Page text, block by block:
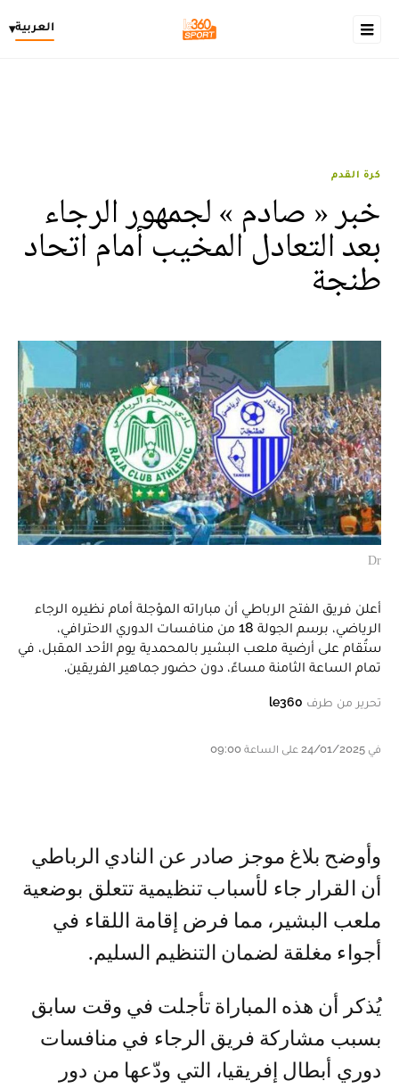
العربية▾
كرة القدم
خبر « صادم » لجمهور الرجاء
بعد التعادل المخيب أمام اتحاد
طنجة
Dr
أعلن فريق الفتح الرباطي أن مباراته المؤجلة أمام نظيره الرجاء
الرياضي، برسم الجولة 18 من منافسات الدوري الاحترافي،
ستُقام على أرضية ملعب البشير بالمحمدية يوم الأحد المقبل، في
تمام الساعة الثامنة مساءً، دون حضور جماهير الفريقين.
تحرير من طرف le360
في 24/01/2025 على الساعة 09:00
وأوضح بلاغ موجز صادر عن النادي الرباطي
أن القرار جاء لأسباب تنظيمية تتعلق بوضعية
ملعب البشير، مما فرض إقامة اللقاء في
أجواء مغلقة لضمان التنظيم السليم.
يُذكر أن هذه المباراة تأجلت في وقت سابق
بسبب مشاركة فريق الرجاء في منافسات
دوري أبطال إفريقيا، التي ودّعها من دور